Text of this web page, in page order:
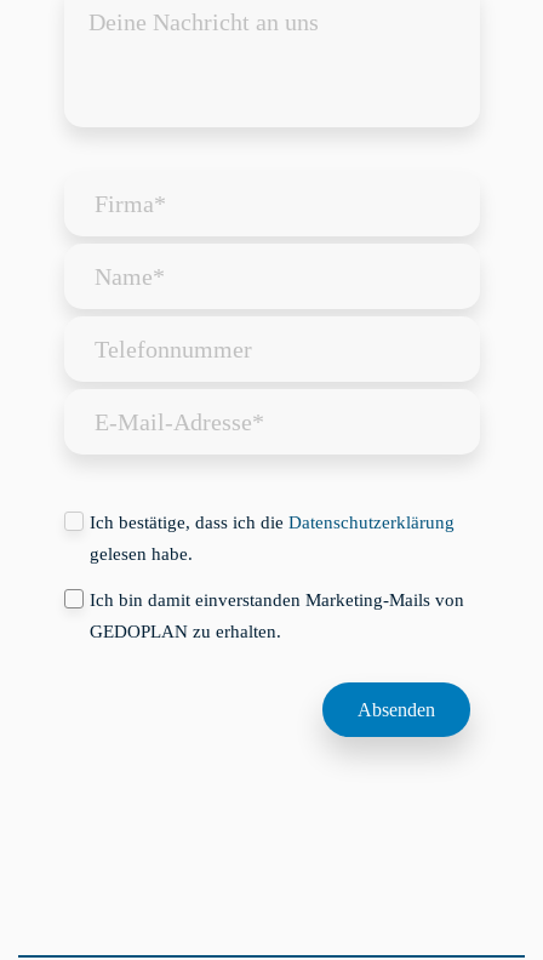
Ich bestätige, dass ich dieDatenschutzerklärung
gelesen habe.
Ich bin damit einverstanden Marketing-Mails von
GEDOPLAN zu erhalten.